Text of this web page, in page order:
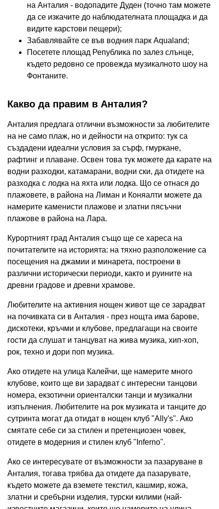
на Анталия - водопадите Дуден (точно там можете
да се изкачите до наблюдателната площадка и да
видите карстови пещери);
Забавлявайте се във водния парк Aqualand;
Посетете площад Република по залез слънце,
където редовно се провежда музикалното шоу на
Фонтаните.
Какво да правим в Анталия?
Анталия предлага отлични възможности за любителите
на не само плаж, но и дейности на открито: тук са
създадени идеални условия за сърф, гмуркане,
рафтинг и плаване. Освен това тук можете да карате на
водни разходки, катамарани, водни ски, да отидете на
разходка с лодка на яхта или лодка. Що се отнася до
плажовете, в района на Лиман и Коняалти можете да
намерите каменисти плажове и златни пясъчни
плажове в района на Лара.
Курортният град Анталия също ще се хареса на
почитателите на историята: на тяхно разположение са
посещения на джамии и минарета, построени в
различни исторически периоди, както и руините на
древни градове и древни храмове.
Любителите на активния нощен живот ще се зарадват
на почивката си в Анталия - през нощта има барове,
дискотеки, кръчми и клубове, предлагащи на своите
гости да слушат и танцуват на жива музика, хип-хоп,
рок, техно и дори поп музика.
Ако отидете на улица Калейчи, ще намерите много
клубове, които ще ви зарадват с интересни танцови
номера, екзотични ориенталски танци и музикални
изпълнения. Любителите на рок музиката и танците до
сутринта могат да отидат в нощен клуб "Ally's". Ако
смятате себе си за стилен и претенциозен човек,
отидете в модерния и стилен клуб "Inferno".
Ако се интересувате от възможности за пазаруване в
Анталия, тогава трябва да отидете да пазарувате,
където можете да вземете текстил, кашмир, кожа,
златни и сребърни изделия, турски килими (най-